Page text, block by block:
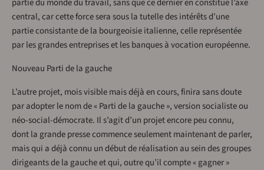
partie du monde du travail, sans que ce dernier en constitue l’axe
central, car cette force sera sous la tutelle des intérêts d’une
partie consistante de la bourgeoisie italienne, celle représentée
par les grandes entreprises et les banques à vocation européenne.
Nouveau Parti de la gauche
L’autre projet, mois visible mais déjà en cours, finira sans doute
par adopter le nom de « Parti de la gauche », version socialiste ou
néo-social-démocrate. Il s’agit d’un projet encore peu connu,
dont la grande presse commence seulement maintenant de parler,
mais qui a déjà connu un début de réalisation au sein des groupes
dirigeants de la gauche et qui, outre qu’il compte « gagner »